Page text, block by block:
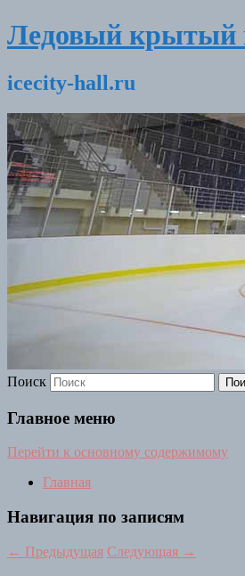
Ледовый крытый
icecity-hall.ru
Поиск
Главное меню
Перейти к основному содержимому
Главная
Навигация по записям
← Предыдущая Следующая →